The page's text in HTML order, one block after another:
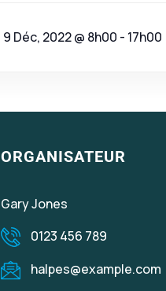
9 Déc, 2022@ 8h00 - 17h00
ORGANISATEUR
Gary Jones
0123 456 789
halpes@example.com